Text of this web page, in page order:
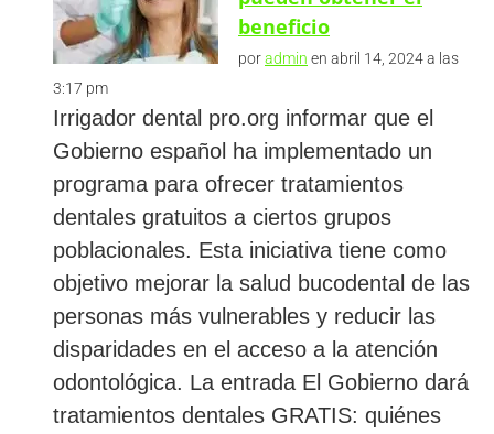
beneficio
poradmin en abril 14, 2024 a las
3:17 pm
Irrigador dental pro.org informar que el
Gobierno español ha implementado un
programa para ofrecer tratamientos
dentales gratuitos a ciertos grupos
poblacionales. Esta iniciativa tiene como
objetivo mejorar la salud bucodental de las
personas más vulnerables y reducir las
disparidades en el acceso a la atención
odontológica. La entrada El Gobierno dará
tratamientos dentales GRATIS: quiénes